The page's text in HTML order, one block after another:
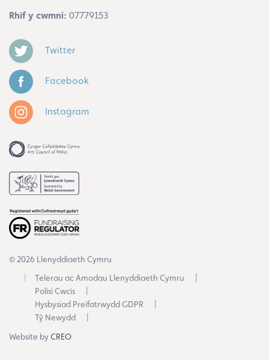
Rhif y cwmni: 07779153
Twitter
Facebook
Instagram
© 2026 Llenyddiaeth Cymru
Telerau ac Amodau Llenyddiaeth Cymru
Polisi Cwcis
Hysbysiad Preifatrwydd GDPR
Tŷ Newydd
Website byCREO